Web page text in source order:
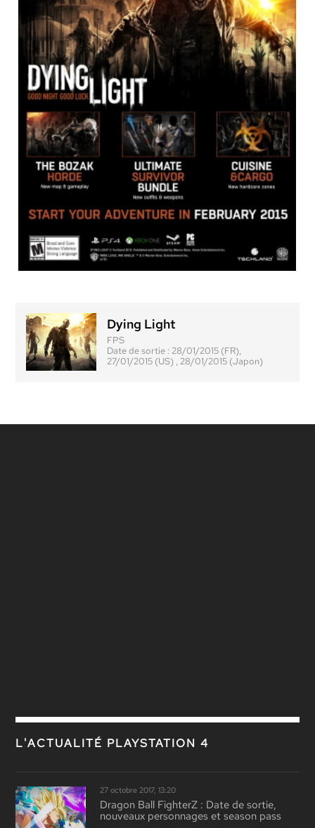
Dying Light
FPS
Date de sortie :28/01/2015 (FR),
27/01/2015 (US) , 28/01/2015 (Japon)
L'ACTUALITÉ PLAYSTATION 4
27 octobre 2017, 13:20
Dragon Ball FighterZ : Date de sortie,
nouveaux personnages et season pass